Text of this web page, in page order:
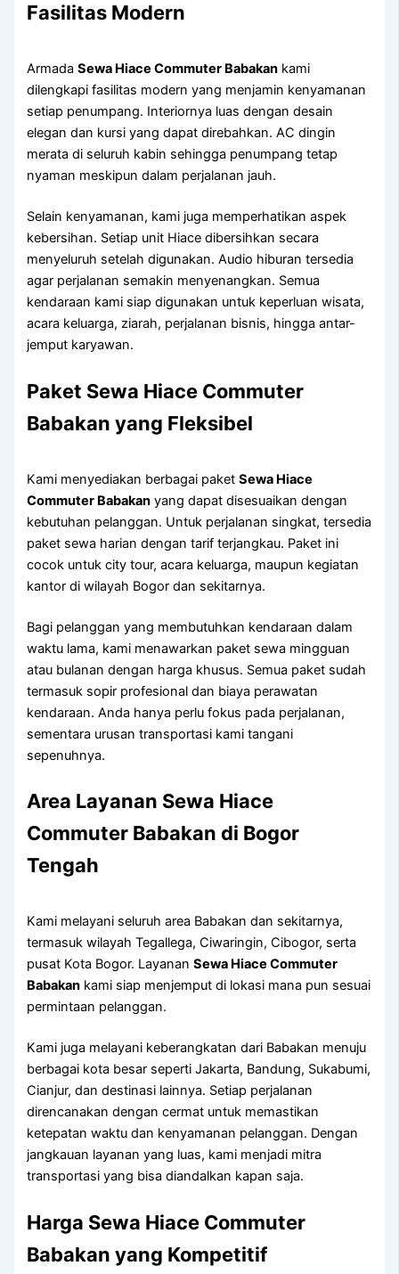
Fasilitas Modern
ArmadaSewa Hiace Commuter Babakan kami
dilengkapi fasilitas modern yang menjamin kenyamanan
setiap penumpang. Interiornya luas dengan desain
elegan dan kursi yang dapat direbahkan. AC dingin
merata di seluruh kabin sehingga penumpang tetap
nyaman meskipun dalam perjalanan jauh.
Selain kenyamanan, kami juga memperhatikan aspek
kebersihan. Setiap unit Hiace dibersihkan secara
menyeluruh setelah digunakan. Audio hiburan tersedia
agar perjalanan semakin menyenangkan. Semua
kendaraan kami siap digunakan untuk keperluan wisata,
acara keluarga, ziarah, perjalanan bisnis, hingga antar-
jemput karyawan.
Paket Sewa Hiace Commuter
Babakan yang Fleksibel
Kami menyediakan berbagai paketSewa Hiace
Commuter Babakan yang dapat disesuaikan dengan
kebutuhan pelanggan. Untuk perjalanan singkat, tersedia
paket sewa harian dengan tarif terjangkau. Paket ini
cocok untuk city tour, acara keluarga, maupun kegiatan
kantor di wilayah Bogor dan sekitarnya.
Bagi pelanggan yang membutuhkan kendaraan dalam
waktu lama, kami menawarkan paket sewa mingguan
atau bulanan dengan harga khusus. Semua paket sudah
termasuk sopir profesional dan biaya perawatan
kendaraan. Anda hanya perlu fokus pada perjalanan,
sementara urusan transportasi kami tangani
sepenuhnya.
Area Layanan Sewa Hiace
Commuter Babakan di Bogor
Tengah
Kami melayani seluruh area Babakan dan sekitarnya,
termasuk wilayah Tegallega, Ciwaringin, Cibogor, serta
pusat Kota Bogor. LayananSewa Hiace Commuter
Babakan kami siap menjemput di lokasi mana pun sesuai
permintaan pelanggan.
Kami juga melayani keberangkatan dari Babakan menuju
berbagai kota besar seperti Jakarta, Bandung, Sukabumi,
Cianjur, dan destinasi lainnya. Setiap perjalanan
direncanakan dengan cermat untuk memastikan
ketepatan waktu dan kenyamanan pelanggan. Dengan
jangkauan layanan yang luas, kami menjadi mitra
transportasi yang bisa diandalkan kapan saja.
Harga Sewa Hiace Commuter
Babakan yang Kompetitif